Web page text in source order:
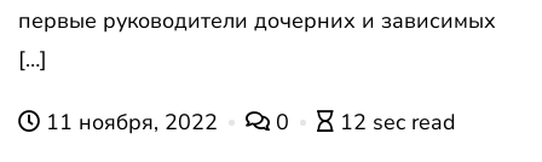
первые руководители дочерних и зависимых
[…]
11 ноября, 2022 0 12 sec read